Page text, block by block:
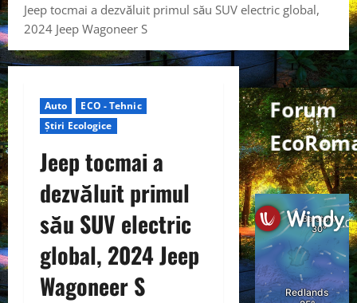
Jeep tocmai a dezvăluit primul său SUV electric global,
2024 Jeep Wagoneer S
Auto
ECO - Tehnic
Știri Ecologice
Jeep tocmai a
dezvăluit primul
său SUV electric
global, 2024 Jeep
Wagoneer S
Forum